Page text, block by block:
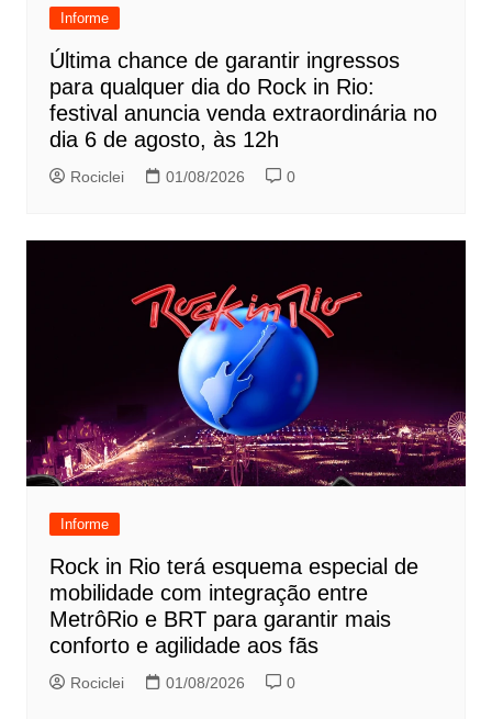
Informe
Última chance de garantir ingressos
para qualquer dia do Rock in Rio:
festival anuncia venda extraordinária no
dia 6 de agosto, às 12h
Rociclei 01/08/2026 0
Informe
Rock in Rio terá esquema especial de
mobilidade com integração entre
MetrôRio e BRT para garantir mais
conforto e agilidade aos fãs
Rociclei 01/08/2026 0